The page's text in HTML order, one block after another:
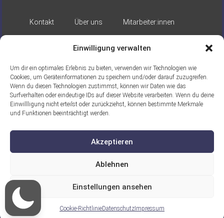
Einwilligung verwalten
Um dir ein optimales Erlebnis zu bieten, verwenden wir Technologien wie
Cookies, um Geräteinformationen zu speichern und/oder darauf zuzugreifen.
Wenn du diesen Technologien zustimmst, können wir Daten wie das
Surfverhalten oder eindeutige IDs auf dieser Website verarbeiten. Wenn du deine
Einwillligung nicht erteilst oder zurückziehst, können bestimmte Merkmale
und Funktionen beeinträchtigt werden.
Akzeptieren
Ablehnen
Einstellungen ansehen
Cookie-RichtlinieDatenschutz Impressum
Kontakt Über uns
Mitarbeiter:innen
Gefördert durch:
Ein Projekt der ASB Seelische Gesundheit
gGmbH